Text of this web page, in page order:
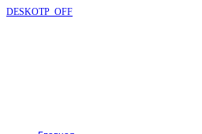
DESKOTP_OFF